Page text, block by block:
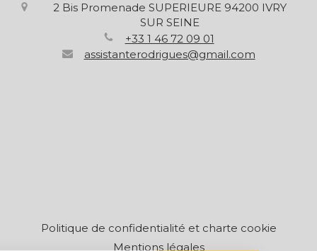
2 Bis Promenade SUPERIEURE 94200 IVRY
SUR SEINE
+33 1 46 72 09 01
assistanterodrigues@gmail.com
Politique de confidentialité et charte cookie
Mentions légales